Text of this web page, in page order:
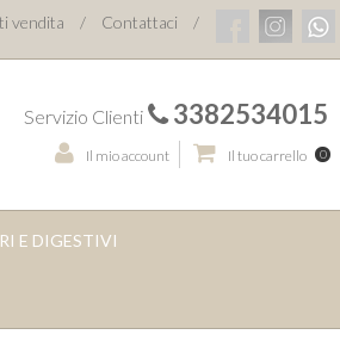
vendita / Contattaci /
Servizio Clienti 3382534015
Il mio account Il tuo carrello 0
E DIGESTIVI